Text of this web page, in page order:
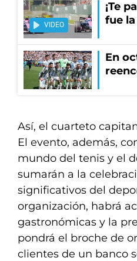
VIDEO
¡Te
fue
En
Así, el cuarteto
El evento, además,
mundo del tenis y el
sumarán a la
significativos del
organización, habrá
gastronómicas y la
pondrá el broche de
clientes de un banco